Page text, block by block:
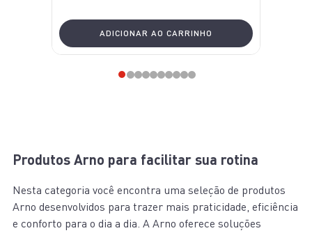
ADICIONAR AO CARRINHO
Produtos Arno para facilitar sua rotina
Nesta categoria você encontra uma seleção de produtos
Arno desenvolvidos para trazer mais praticidade, eficiência
e conforto para o dia a dia. A Arno oferece soluções